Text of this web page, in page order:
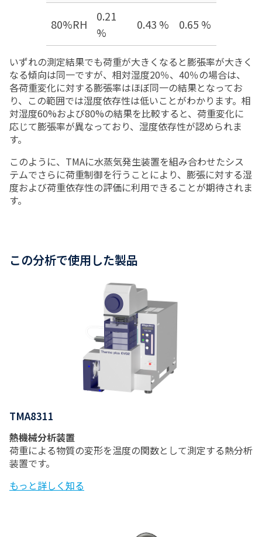
80%RH
0.21
%
0.43 % 0.65 %
いずれの測定結果でも荷重が大きくなると膨張率が大きく
なる傾向は同一ですが、相対湿度20％、40％の場合は、
各荷重変化に対する膨張率はほぼ同一の結果となってお
り、この範囲では湿度依存性は低いことがわかります。相
対湿度60%および80%の結果を比較すると、荷重変化に
応じて膨張率が異なっており、湿度依存性が認められま
す。
このように、TMAに水蒸気発生装置を組み合わせたシス
テムでさらに荷重制御を行うことにより、膨張に対する湿
度および荷重依存性の評価に利用できることが期待されま
す。
この分析で使用した製品
TMA8311
熱機械分析装置
荷重による物質の変形を温度の関数として測定する熱分析
装置です。
もっと詳しく知る